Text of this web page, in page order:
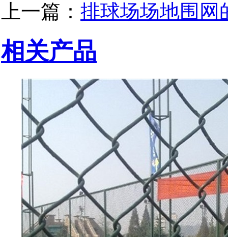
上一篇： 排球场场地围网
相关产品